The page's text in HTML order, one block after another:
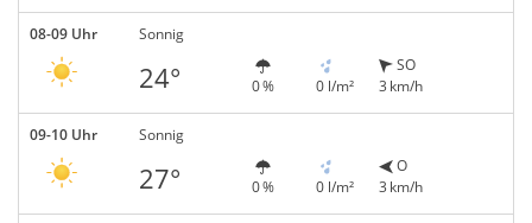
08-09 Uhr Sonnig
24° 0 % 0 l/m²
SO
3 km/h
09-10 Uhr Sonnig
27° 0 % 0 l/m²
O
3 km/h